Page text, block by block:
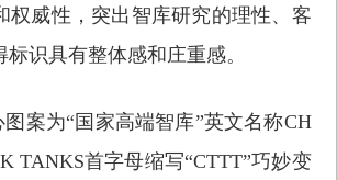
权威性，突出智库研究的理性、客
识具有整体感和庄重感。
图案为“国家高端智库”英文名称CH
TANKS首字母缩写“CTTT”巧妙变